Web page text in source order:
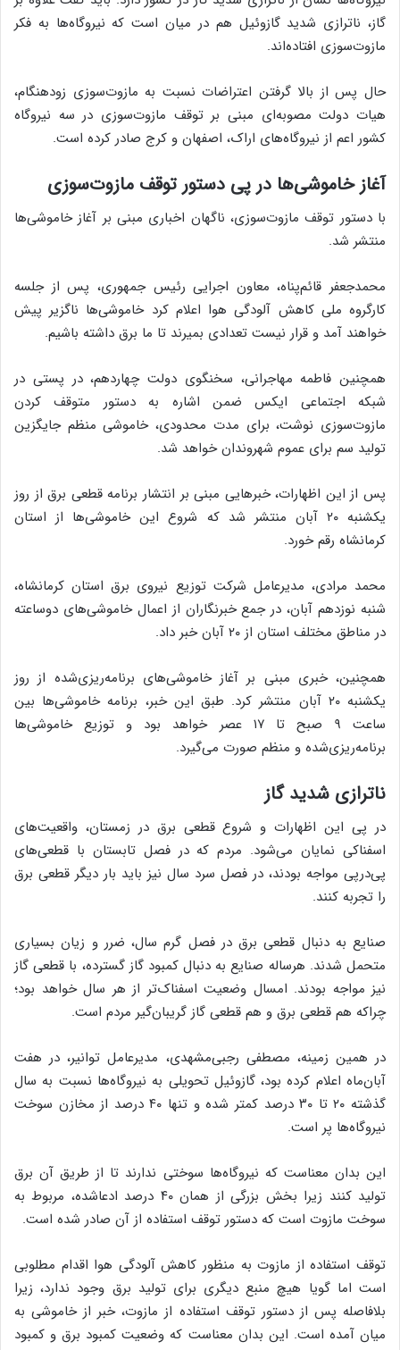
گاز، ناترازی شدید گازوئیل هم در میان است که نیروگاه‌ها به فکر
مازوت‌سوزی افتاده‌اند.
حال پس از بالا گرفتن اعتراضات نسبت به مازوت‌سوزی زودهنگام،
هیات دولت مصوبه‌ای مبنی بر توقف مازوت‌سوزی در سه نیروگاه
کشور اعم از نیروگاه‌های اراک، اصفهان و کرج صادر کرده است.
آغاز خاموشی‌ها در پی دستور توقف مازوت‌سوزی
با دستور توقف مازوت‌سوزی، ناگهان اخباری مبنی بر آغاز خاموشی‌ها
منتشر شد.
محمدجعفر قائم‌پناه، معاون اجرایی رئیس جمهوری، پس از جلسه
کارگروه ملی کاهش آلودگی هوا اعلام کرد خاموشی‌ها ناگزیر پیش
خواهند آمد و قرار نیست تعدادی بمیرند تا ما برق داشته باشیم.
همچنین فاطمه مهاجرانی، سخنگوی دولت چهاردهم، در پستی در
شبکه اجتماعی ایکس ضمن اشاره به دستور متوقف کردن
مازوت‌سوزی نوشت، برای مدت محدودی، خاموشی منظم جایگزین
تولید سم برای عموم شهروندان خواهد شد.
پس از این اظهارات، خبرهایی مبنی بر انتشار برنامه قطعی‌ برق از روز
یکشنبه ۲۰ آبان منتشر شد که شروع این خاموشی‌ها از استان
کرمانشاه رقم خورد.
محمد مرادی، مدیرعامل شرکت توزیع نیروی برق استان کرمانشاه،
شنبه نوزدهم آبان، در جمع خبرنگاران از اعمال خاموشی‌های دوساعته
در مناطق مختلف استان از ۲۰ آبان خبر داد.
همچنین، خبری مبنی بر آغاز خاموشی‌های برنامه‌ریزی‌شده از روز
یکشنبه ۲۰ آبان منتشر کرد. طبق این خبر، برنامه خاموشی‌ها بین
ساعت ۹ صبح تا ۱۷ عصر خواهد بود و توزیع خاموشی‌ها
برنامه‌ریزی‌شده و منظم صورت می‌گیرد.
ناترازی شدید گاز
در پی این اظهارات و شروع قطعی برق در زمستان، واقعیت‌های
اسفناکی نمایان می‌شود. مردم که در فصل تابستان با قطعی‌های
پی‌درپی مواجه بودند، در فصل سرد سال نیز باید بار دیگر قطعی‌ برق
را تجربه کنند.
صنایع به دنبال قطعی برق در فصل گرم سال، ضرر و زیان بسیاری
متحمل شدند. هرساله صنایع به دنبال کمبود گاز گسترده، با قطعی گاز
نیز مواجه بودند. امسال وضعیت اسفناک‌تر از هر سال خواهد بود؛
چراکه هم قطعی برق و هم قطعی گاز گریبان‌گیر مردم است.
در همین زمینه، مصطفی رجبی‌مشهدی، مدیرعامل توانیر، در هفت
آبان‌ماه اعلام کرده بود، گازوئیل تحویلی به نیروگاه‌ها نسبت به سال
گذشته ۲۰ تا ۳۰ درصد کمتر شده و تنها ۴۰ درصد از مخازن سوخت
نیروگاه‌ها پر است.
این بدان معناست که نیروگاه‌ها سوختی ندارند تا از طریق آن برق
تولید کنند زیرا بخش بزرگی از همان ۴۰ درصد ادعاشده، مربوط به
سوخت مازوت است که دستور توقف استفاده از آن صادر شده است.
توقف استفاده از مازوت به منظور کاهش آلودگی هوا اقدام مطلوبی
است اما گویا هیچ منبع دیگری برای تولید برق وجود ندارد، زیرا
بلافاصله پس از دستور توقف استفاده از مازوت، خبر از خاموشی به
میان آمده است. این بدان معناست که وضعیت کمبود برق و کمبود